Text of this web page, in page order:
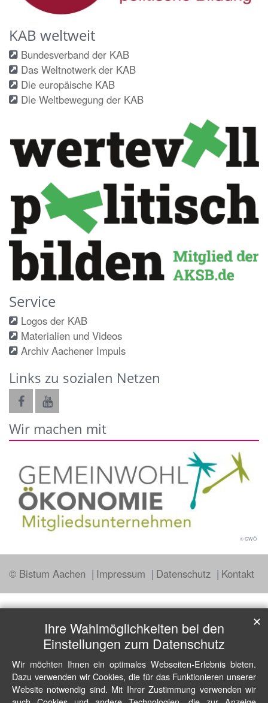
KAB weltweit
Bundesverband der KAB
Das Weltnotwerk der KAB
Die europäische KAB
Die Weltbewegung der KAB
Service
Logos der KAB
Materialien und Videos
Archiv Aachener Impuls
Links zu sozialen Netzen
Wir machen mit
© GWÖ
© Bistum Aachen Impressum Datenschutz Kontakt
Ihre Wahlmöglichkeiten bei den
Einstellungen zum Datenschutz
Wir möchten Ihnen ein optimales Webseiten-Erlebnis bieten.
Dazu verwenden wir Cookies, die für das Funktionieren unserer
Website notwendig sind. Mit Ihrer Zustimmung verwenden wir
✕